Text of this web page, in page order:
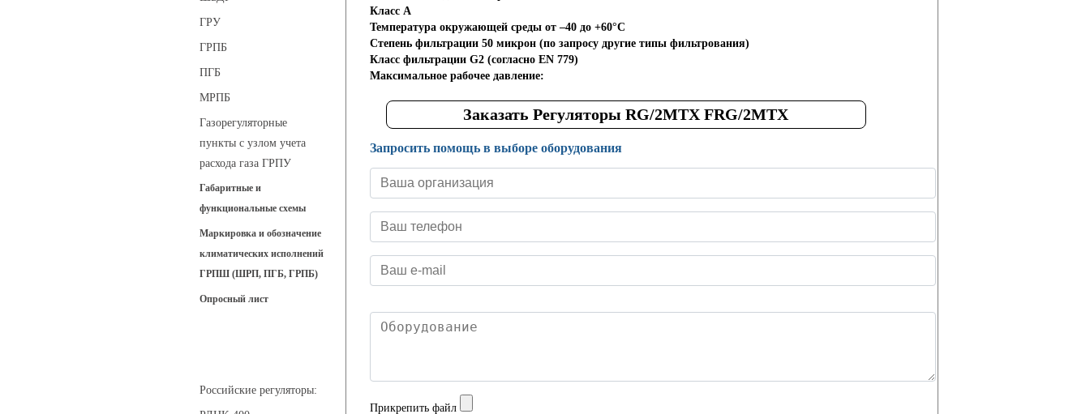
ГРУ
ГРПБ
ПГБ
МРПБ
Газорегуляторные
пункты с узлом учета
расхода газа ГРПУ
Габаритные и
функциональные схемы
Маркировка и обозначение
климатических исполнений
ГРПШ (ШРП, ПГБ, ГРПБ)
Опросный лист
Российские регуляторы:
КлассA
Температура окружающей средыот –40 до +60°С
Степень фильтрации50 микрон (по запросу другие типы фильтрования)
Класс фильтрацииG2 (согласно EN 779)
Максимальное рабочее давление:
Заказать Регуляторы RG/2MTX FRG/2MTX
Запросить помощь в выборе оборудования
Прикрепить файл